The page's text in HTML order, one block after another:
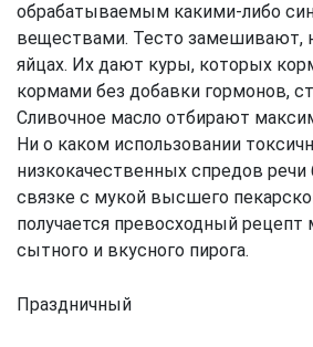
обрабатываемым какими-либо
веществами. Тесто замешивают,
яйцах. Их дают куры, которых
кормами без добавки гормонов,
Сливочное масло отбирают
Ни о каком использовании
низкокачественных спредов
связке с мукой высшего
получается превосходный рецепт
сытного и вкусного пирога.
Праздничный